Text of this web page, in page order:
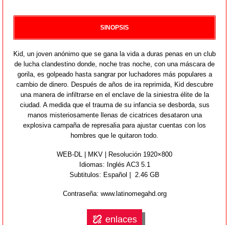
SINOPSIS
Kid, un joven anónimo que se gana la vida a duras penas en un club
de lucha clandestino donde, noche tras noche, con una máscara de
gorila, es golpeado hasta sangrar por luchadores más populares a
cambio de dinero. Después de años de ira reprimida, Kid descubre
una manera de infiltrarse en el enclave de la siniestra élite de la
ciudad. A medida que el trauma de su infancia se desborda, sus
manos misteriosamente llenas de cicatrices desataron una
explosiva campaña de represalia para ajustar cuentas con los
hombres que le quitaron todo.
WEB-DL | MKV | Resolución 1920×800
Idiomas: Inglés AC3 5.1
Subtitulos: Español | 2.46 GB
Contraseña: www.latinomegahd.org
enlaces